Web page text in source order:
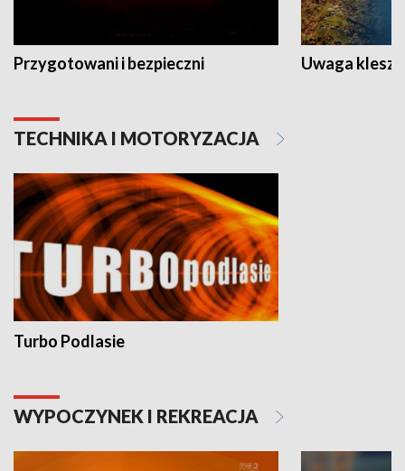
Przygotowani i bezpieczni Uwaga
TECHNIKA I MOTORYZACJA
Turbo Podlasie
WYPOCZYNEK I REKREACJA